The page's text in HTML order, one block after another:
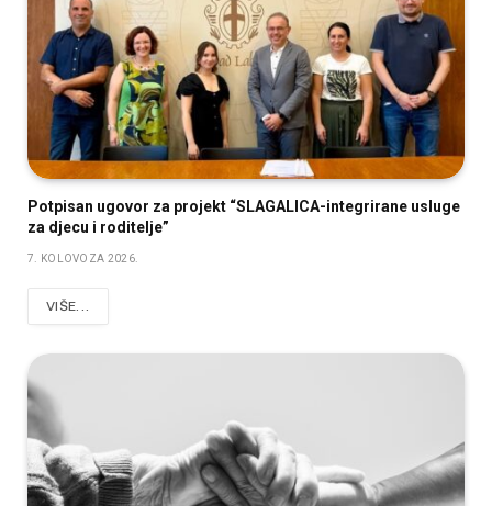
Potpisan ugovor za projekt “SLAGALICA-integrirane usluge
za djecu i roditelje”
7. KOLOVOZA 2026.
VIŠE...